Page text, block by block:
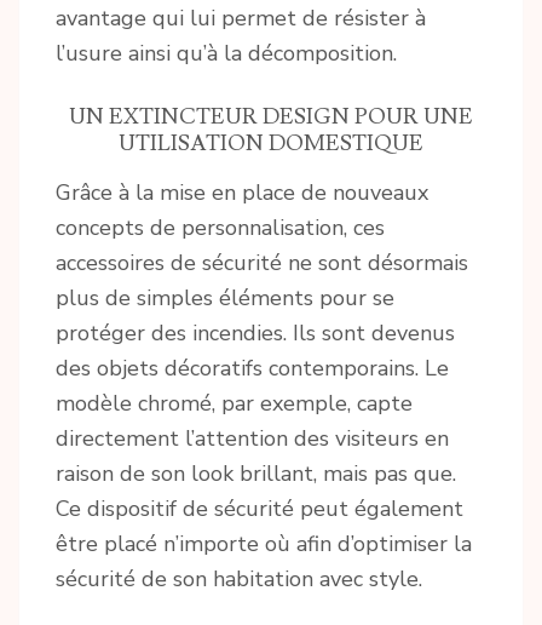
avantage qui lui permet de résister à
l’usure ainsi qu’à la décomposition.
UN EXTINCTEUR DESIGN POUR UNE
UTILISATION DOMESTIQUE
Grâce à la mise en place de nouveaux
concepts de personnalisation, ces
accessoires de sécurité ne sont désormais
plus de simples éléments pour se
protéger des incendies. Ils sont devenus
des objets décoratifs contemporains. Le
modèle chromé, par exemple, capte
directement l’attention des visiteurs en
raison de son look brillant, mais pas que.
Ce dispositif de sécurité peut également
être placé n’importe où afin d’optimiser la
sécurité de son habitation avec style.